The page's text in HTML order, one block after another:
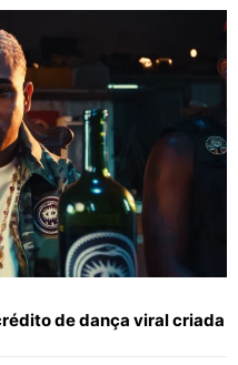
de dança viral criada